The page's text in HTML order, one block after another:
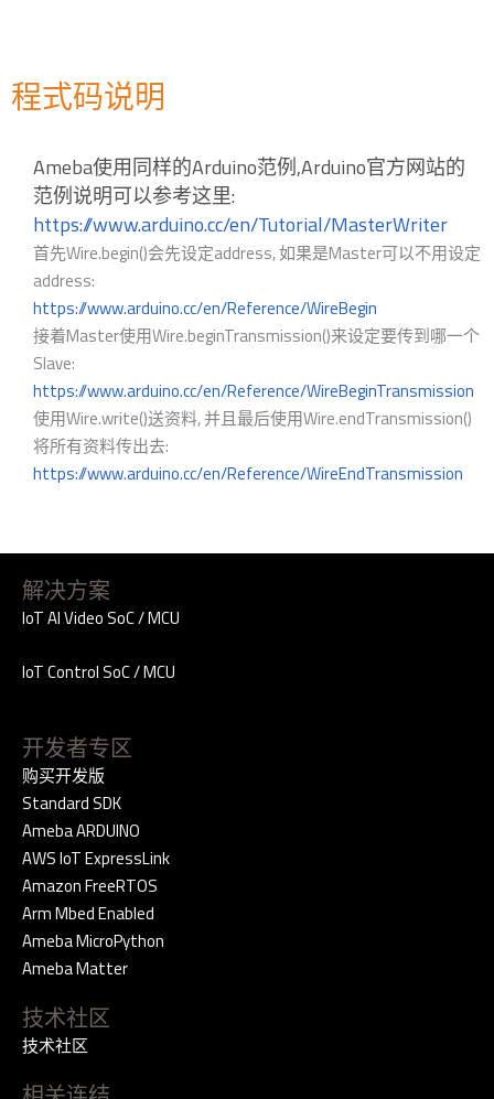
程式码说明
Ameba使用同样的Arduino范例,Arduino官方网站的
范例说明可以参考这里:
https://www.arduino.cc/en/Tutorial/MasterWriter
首先Wire.begin()会先设定address, 如果是Master可以不用设定
address:
https://www.arduino.cc/en/Reference/WireBegin
接着Master使用Wire.beginTransmission()来设定要传到哪一个
Slave:
https://www.arduino.cc/en/Reference/WireBeginTransmission
使用Wire.write()送资料, 并且最后使用Wire.endTransmission()
将所有资料传出去:
https://www.arduino.cc/en/Reference/WireEndTransmission
解决方案
IoT AI Video SoC / MCU
IoT Control SoC / MCU
开发者专区
购买开发版
Standard SDK
Ameba ARDUINO
AWS IoT ExpressLink
Amazon FreeRTOS
Arm Mbed Enabled
Ameba MicroPython
Ameba Matter
技术社区
技术社区